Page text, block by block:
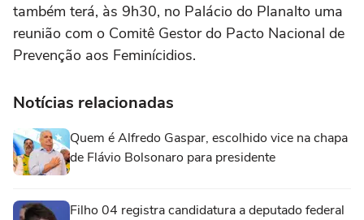
também terá, às 9h30, no Palácio do Planalto uma
reunião com o Comitê Gestor do Pacto Nacional de
Prevenção aos Feminícidios.
Notícias relacionadas
Quem é Alfredo Gaspar, escolhido vice na chapa
de Flávio Bolsonaro para presidente
Filho 04 registra candidatura a deputado federal